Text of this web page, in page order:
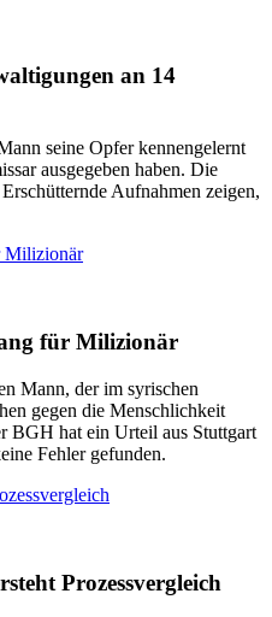
an 14
seine Opfer kennengelernt
ausgegeben haben. Die
Aufnahmen zeigen,
Milizionär
für Milizionär
Mann, der im syrischen
gegen die Menschlichkeit
BGH hat ein Urteil aus Stuttgart
Fehler gefunden.
Prozessvergleich